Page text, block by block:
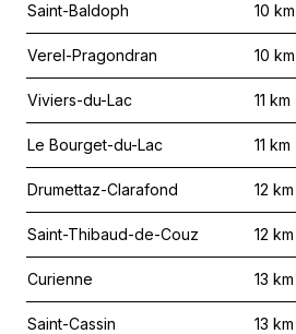
Saint-Baldoph 10 km
Verel-Pragondran 10 km
Viviers-du-Lac 11 km
Le Bourget-du-Lac 11 km
Drumettaz-Clarafond 12 km
Saint-Thibaud-de-Couz 12 km
Curienne 13 km
Saint-Cassin 13 km